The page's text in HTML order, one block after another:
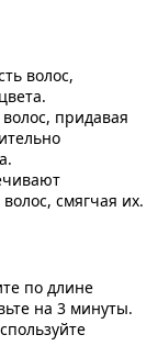
волос,
придавая
смягчая их.
по длине
на 3 минуты.